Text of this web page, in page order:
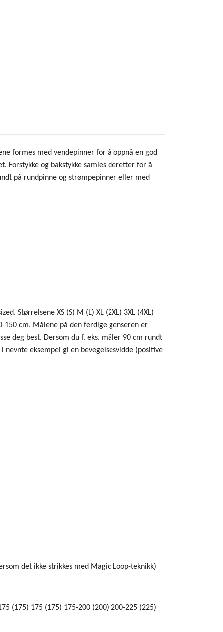
formes med vendepinner for å oppnå en god
Forstykke og bakstykke samles deretter for å
på rundpinne og strømpepinner eller med
Størrelsene XS (S) M (L) XL (2XL) 3XL (4XL)
150 cm. Målene på den ferdige genseren er
deg best. Dersom du f. eks. måler 90 cm rundt
nevnte eksempel gi en bevegelsesvidde (positive
det ikke strikkes med Magic Loop-teknikk)
(175) 175 (175) 175-200 (200) 200-225 (225)